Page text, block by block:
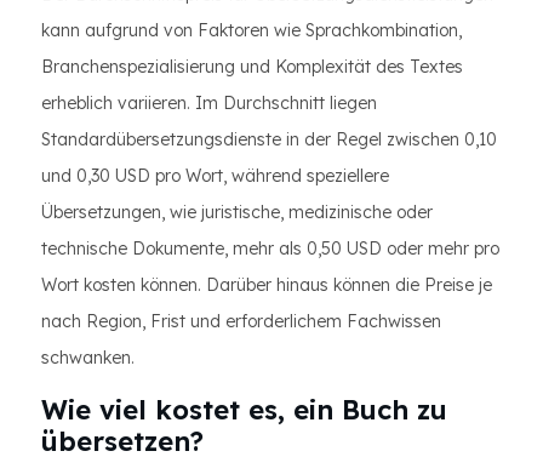
kann aufgrund von Faktoren wie Sprachkombination,
Branchenspezialisierung und Komplexität des Textes
erheblich variieren. Im Durchschnitt liegen
Standardübersetzungsdienste in der Regel zwischen 0,10
und 0,30 USD pro Wort, während speziellere
Übersetzungen, wie juristische, medizinische oder
technische Dokumente, mehr als 0,50 USD oder mehr pro
Wort kosten können. Darüber hinaus können die Preise je
nach Region, Frist und erforderlichem Fachwissen
schwanken.
Wie viel kostet es, ein Buch zu
übersetzen?